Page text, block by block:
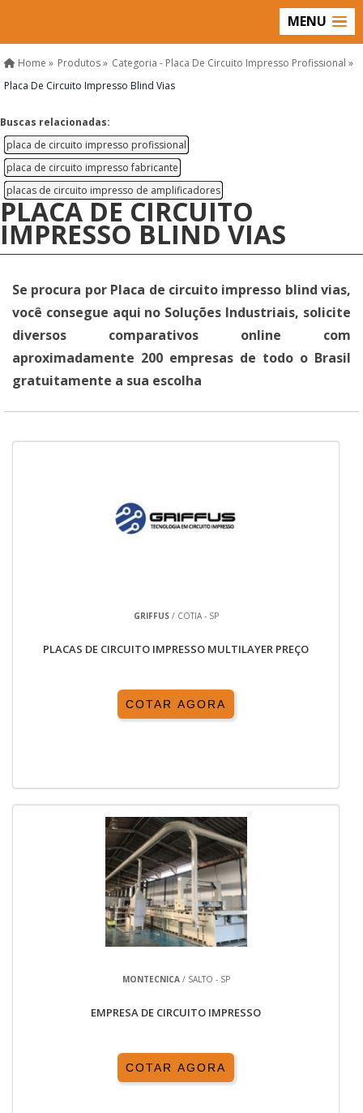
MENU
Home » Produtos » Categoria - Placa De Circuito Impresso Profissional »
Placa De Circuito Impresso Blind Vias
Buscas relacionadas:
placa de circuito impresso profissional
placa de circuito impresso fabricante
placas de circuito impresso de amplificadores
PLACA DE CIRCUITO
IMPRESSO BLIND VIAS
Se procura por Placa de circuito impresso blind vias,
você consegue aqui no Soluções Industriais, solicite
diversos comparativos online com
aproximadamente 200 empresas de todo o Brasil
gratuitamente a sua escolha
GRIFFUS/ COTIA - SP
PLACAS DE CIRCUITO IMPRESSO MULTILAYER PREÇO
COTAR AGORA
MONTECNICA/ SALTO - SP
EMPRESA DE CIRCUITO IMPRESSO
COTAR AGORA